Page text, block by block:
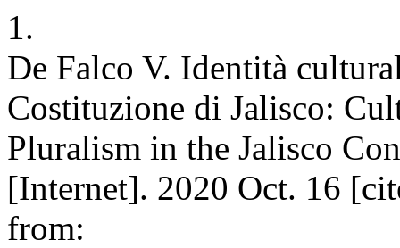
1.
De Falco V. Identità
Costituzione di Jalisco:
Pluralism in the Jalisco
[Internet]. 2020 Oct. 16
from: